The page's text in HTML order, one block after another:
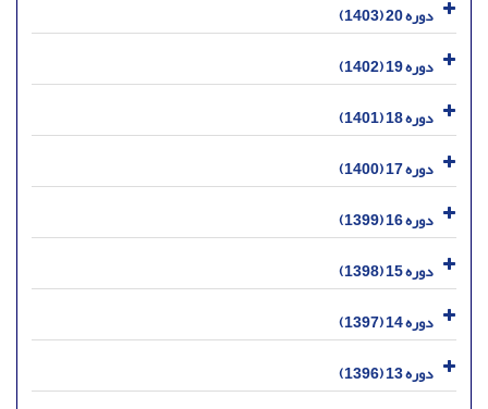
دوره 20 (1403)
دوره 19 (1402)
دوره 18 (1401)
دوره 17 (1400)
دوره 16 (1399)
دوره 15 (1398)
دوره 14 (1397)
دوره 13 (1396)